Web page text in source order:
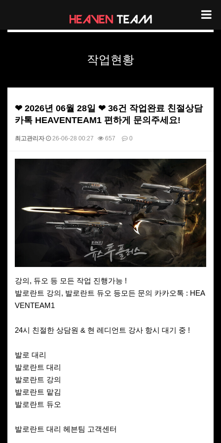
헤븐팀 작업현황
작업현황
❤ 2026년 06월 28일 ❤ 36건 작업완료 친절상담
카톡 HEAVENTEAM1 편하게 문의주세요!
최고관리자 26-06-28 00:27 657 0
강의, 듀오 등 모든 작업 진행가능 !
발로란트 강의, 발로란트 듀오 등모든 문의 카카오톡 : HEA
VENTEAM1
24시 친절한 상담원 & 현 레디언트 강사 항시 대기 중 !
발로 대리
발로란트 대리
발로란트 강의
발로란트 맡김
발로란트 듀오
발로란트 대리 헤븐팀 고객센터